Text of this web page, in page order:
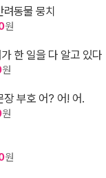
동물 뭉치
원
한 일을 다 알고 있다
원
장 부호 어? 어! 어.
원
원